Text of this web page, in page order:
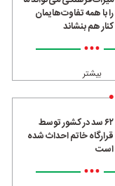
را با همه تفاوت‌هایمان
کنار هم بنشاند
•••
بیشتر
۶۲ سد در کشور توسط
قرارگاه خاتم احداث شده
است
•••